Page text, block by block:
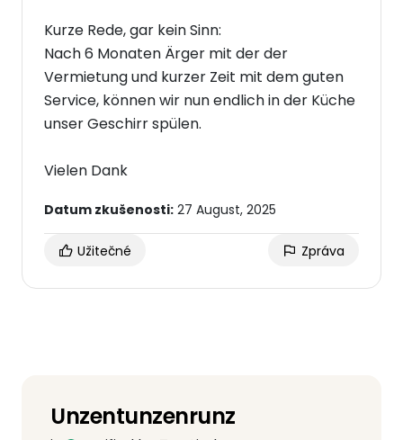
Kurze Rede, gar kein Sinn:
Nach 6 Monaten Ärger mit der der
Vermietung und kurzer Zeit mit dem guten
Service, können wir nun endlich in der Küche
unser Geschirr spülen.
Vielen Dank
Datum zkušenosti: 27 August, 2025
Užitečné Zpráva
Unzentunzenrunz